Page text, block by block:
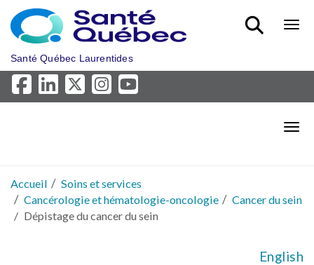
Aller au menu principal
Santé Québec Laurentides
Accueil
Soins et services
Cancérologie et hématologie-oncologie
Cancer du sein
Dépistage du cancer du sein
English